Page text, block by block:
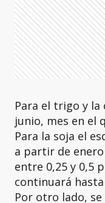
Para el trigo y la
junio, mes en el
Para la soja el
a partir de
entre 0,25 y 0,5
continuará hasta
Por otro lado,